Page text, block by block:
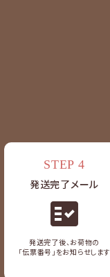
STEP 4
発送完了メール
fact_check
発送完了後、お荷物の
「伝票番号」をお知らせします